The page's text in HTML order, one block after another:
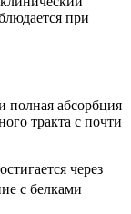
при
полная абсорбция
тракта с почти
через
с белками